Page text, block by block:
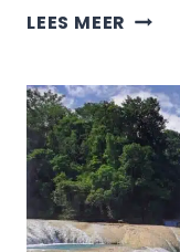
LEES MEER HOE
ITZA
NAAR